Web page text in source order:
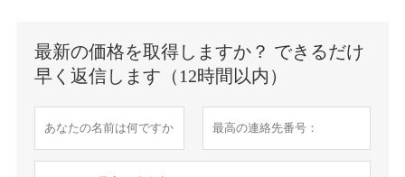
最新の価格を取得しますか？ できるだけ
早く返信します（12時間以内）